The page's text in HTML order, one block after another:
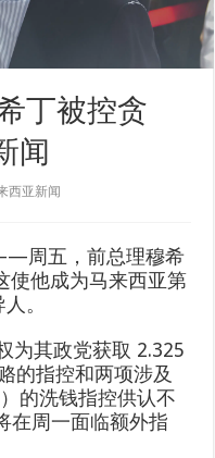
丁被控贪
闻
西亚新闻
周五，前总理穆希
使他成为马来西亚第
。
为其政党获取 2.325
的指控和两项涉及
的洗钱指控供认不
在周一面临额外指